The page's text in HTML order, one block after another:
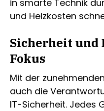
in smarte Technik
und Heizkosten
Sicherheit und
Fokus
Mit der
auch die
IT-Sicherheit. Jedes